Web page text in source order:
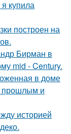
купила
построен на
Бирман в
mid - Century.
в доме
прошлым и
историей